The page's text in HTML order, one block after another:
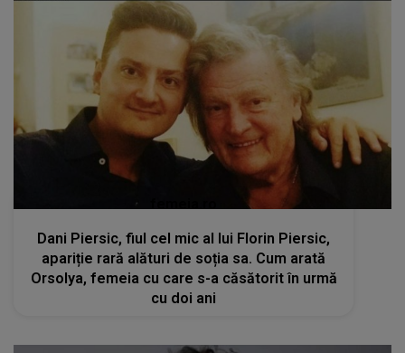
Dani Piersic, fiul cel mic al lui Florin Piersic,
apariție rară alături de soția sa. Cum arată
Orsolya, femeia cu care s-a căsătorit în urmă
cu doi ani